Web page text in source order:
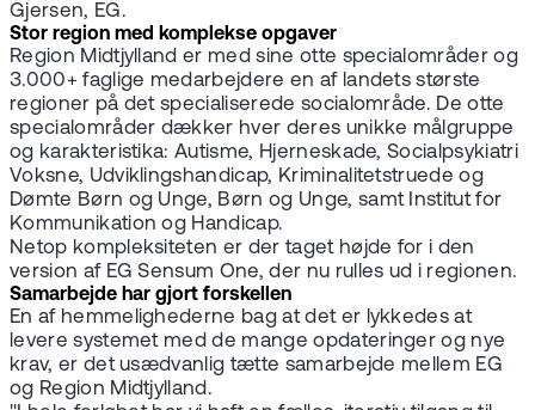
Gjersen, EG.
Stor region med komplekse opgaver
Region Midtjylland er med sine otte specialområder og
3.000+ faglige medarbejdere en af landets største
regioner på det specialiserede socialområde. De otte
specialområder dækker hver deres unikke målgruppe
og karakteristika: Autisme, Hjerneskade, Socialpsykiatri
Voksne, Udviklingshandicap, Kriminalitetstruede og
Dømte Børn og Unge, Børn og Unge, samt Institut for
Kommunikation og Handicap.
Netop kompleksiteten er der taget højde for i den
version af EG Sensum One, der nu rulles ud i regionen.
Samarbejde har gjort forskellen
En af hemmelighederne bag at det er lykkedes at
levere systemet med de mange opdateringer og nye
krav, er det usædvanlig tætte samarbejde mellem EG
og Region Midtjylland.